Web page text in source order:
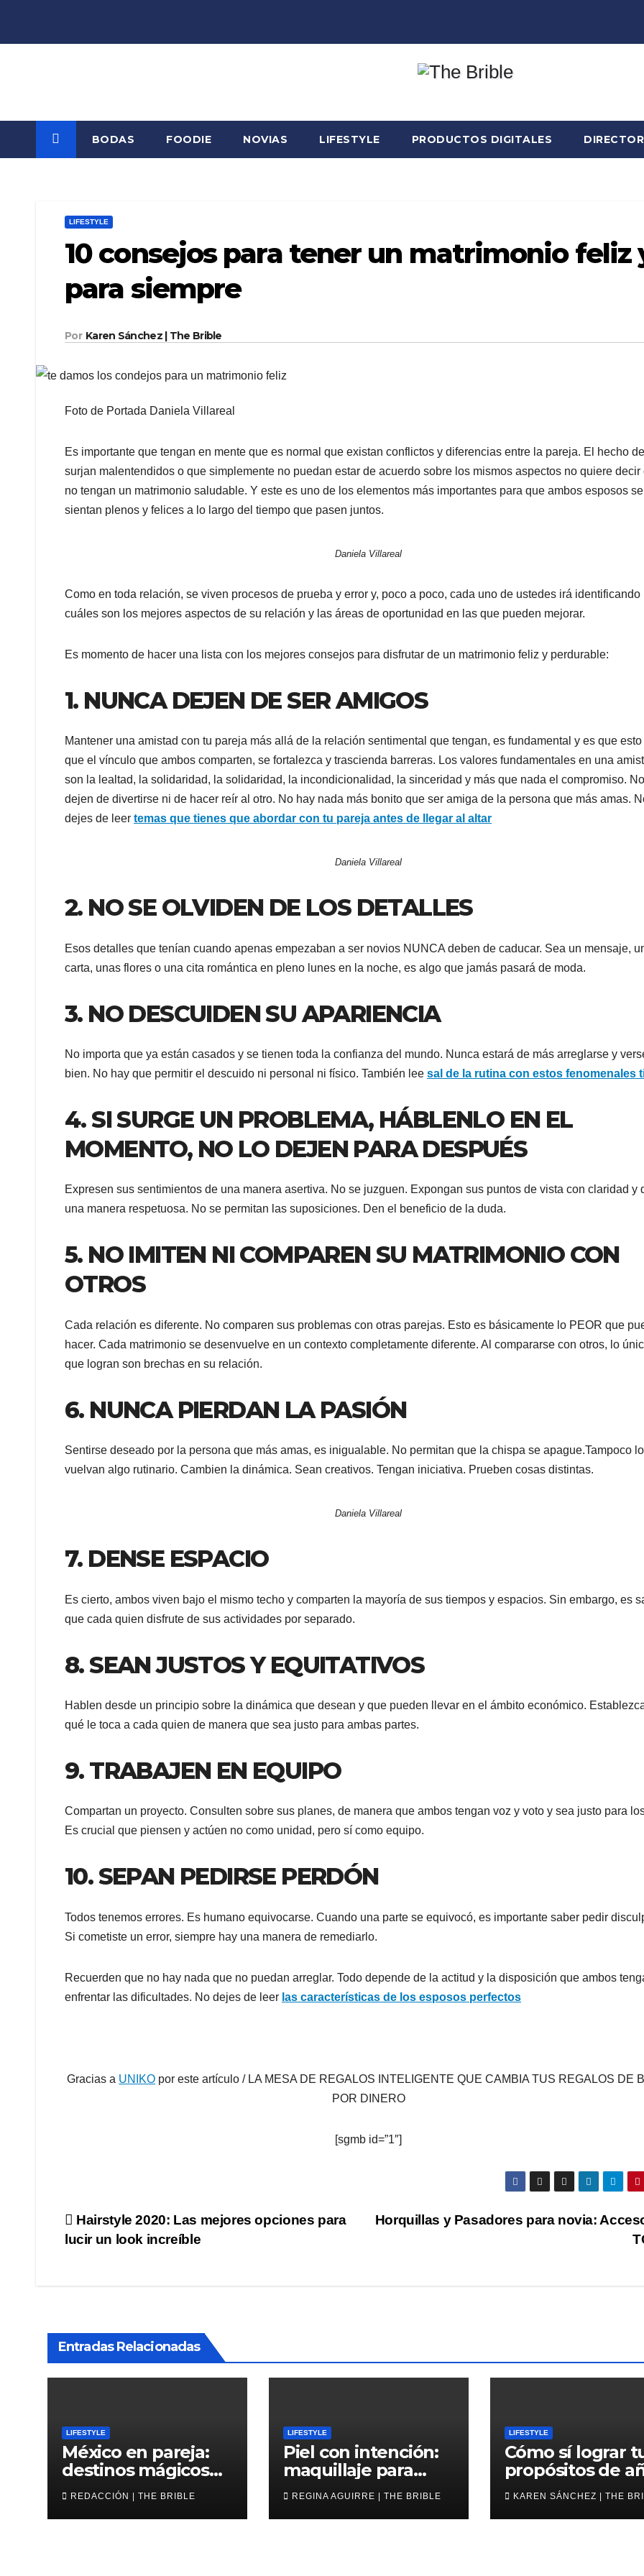
BODAS FOODIE NOVIAS LIFESTYLE PRODUCTOS DIGITALES
LIFESTYLE
10 consejos para tener un matrimonio feliz
para siempre
Por Karen Sánchez | The Brible
Foto de Portada Daniela Villareal
Es importante que tengan en mente que es normal que existan conflictos y diferencias entre la pareja. El hecho
surjan malentendidos o que simplemente no puedan estar de acuerdo sobre los mismos aspectos no quiere decir
no tengan un matrimonio saludable. Y este es uno de los elementos más importantes para que ambos esposos se
sientan plenos y felices a lo largo del tiempo que pasen juntos.
Daniela Villareal
Como en toda relación, se viven procesos de prueba y error y, poco a poco, cada uno de ustedes irá identificando
cuáles son los mejores aspectos de su relación y las áreas de oportunidad en las que pueden mejorar.
Es momento de hacer una lista con los mejores consejos para disfrutar de un matrimonio feliz y perdurable:
1. NUNCA DEJEN DE SER AMIGOS
Mantener una amistad con tu pareja más allá de la relación sentimental que tengan, es fundamental y es que esto
que el vínculo que ambos comparten, se fortalezca y trascienda barreras. Los valores fundamentales en una
son la lealtad, la solidaridad, la solidaridad, la incondicionalidad, la sinceridad y más que nada el compromiso. No
dejen de divertirse ni de hacer reír al otro. No hay nada más bonito que ser amiga de la persona que más amas.
dejes de leer temas que tienes que abordar con tu pareja antes de llegar al altar
Daniela Villareal
2. NO SE OLVIDEN DE LOS DETALLES
Esos detalles que tenían cuando apenas empezaban a ser novios NUNCA deben de caducar. Sea un mensaje,
carta, unas flores o una cita romántica en pleno lunes en la noche, es algo que jamás pasará de moda.
3. NO DESCUIDEN SU APARIENCIA
No importa que ya están casados y se tienen toda la confianza del mundo. Nunca estará de más arreglarse y
bien. No hay que permitir el descuido ni personal ni físico. También lee sal de la rutina con estos fenomenales
4. SI SURGE UN PROBLEMA, HÁBLENLO EN EL
MOMENTO, NO LO DEJEN PARA DESPUÉS
Expresen sus sentimientos de una manera asertiva. No se juzguen. Expongan sus puntos de vista con claridad y
una manera respetuosa. No se permitan las suposiciones. Den el beneficio de la duda.
5. NO IMITEN NI COMPAREN SU MATRIMONIO CON
OTROS
Cada relación es diferente. No comparen sus problemas con otras parejas. Esto es básicamente lo PEOR que
hacer. Cada matrimonio se desenvuelve en un contexto completamente diferente. Al compararse con otros, lo
que logran son brechas en su relación.
6. NUNCA PIERDAN LA PASIÓN
Sentirse deseado por la persona que más amas, es inigualable. No permitan que la chispa se apague.Tampoco lo
vuelvan algo rutinario. Cambien la dinámica. Sean creativos. Tengan iniciativa. Prueben cosas distintas.
Daniela Villareal
7. DENSE ESPACIO
Es cierto, ambos viven bajo el mismo techo y comparten la mayoría de sus tiempos y espacios. Sin embargo, es
que cada quien disfrute de sus actividades por separado.
8. SEAN JUSTOS Y EQUITATIVOS
Hablen desde un principio sobre la dinámica que desean y que pueden llevar en el ámbito económico.
qué le toca a cada quien de manera que sea justo para ambas partes.
9. TRABAJEN EN EQUIPO
Compartan un proyecto. Consulten sobre sus planes, de manera que ambos tengan voz y voto y sea justo para
Es crucial que piensen y actúen no como unidad, pero sí como equipo.
10. SEPAN PEDIRSE PERDÓN
Todos tenemos errores. Es humano equivocarse. Cuando una parte se equivocó, es importante saber pedir
Si cometiste un error, siempre hay una manera de remediarlo.
Recuerden que no hay nada que no puedan arreglar. Todo depende de la actitud y la disposición que ambos
enfrentar las dificultades. No dejes de leer las características de los esposos perfectos
Gracias a UNIKO por este artículo / LA MESA DE REGALOS INTELIGENTE QUE CAMBIA TUS REGALOS DE
POR DINERO
[sgmb id=”1″]
Navegación
Horquillas y Pasadores para novia:
Hairstyle 2020: Las mejores opciones para
lucir un look increíble
Entradas Relacionadas
LIFESTYLE
México en pareja:
destinos mágicos
para San Valentín
REDACCIÓN | THE BRIBLE
LIFESTYLE
Piel con intención:
maquillaje para
2026
REGINA AGUIRRE | THE BRIBLE
LIFESTYLE
Cómo sí lograr
propósitos de
nuevo
KAREN SÁNCHEZ | THE